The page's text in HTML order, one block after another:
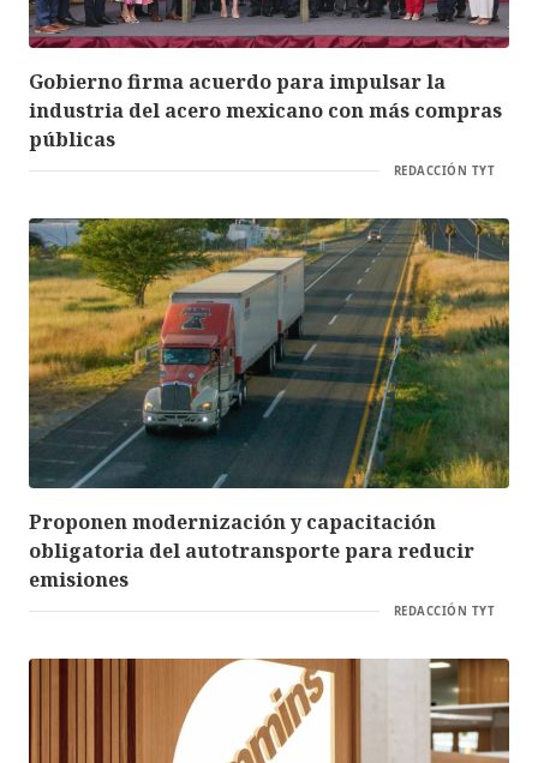
Gobierno firma acuerdo para impulsar la
industria del acero mexicano con más compras
públicas
REDACCIÓN TYT
Proponen modernización y capacitación
obligatoria del autotransporte para reducir
emisiones
REDACCIÓN TYT